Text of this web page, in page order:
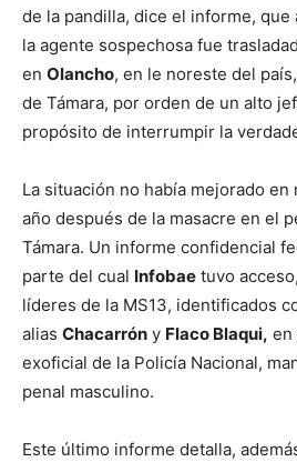
de la pandilla, dice el informe, que
la agente sospechosa fue
en Olancho, en le noreste del
de Támara, por orden de un alto
propósito de interrumpir la
La situación no había mejorado en
año después de la masacre en el
Támara. Un informe confidencial
parte del cual Infobae tuvo
líderes de la MS13, identificados
alias Chacarrón y Flaco Blaqui, en
exoficial de la Policía Nacional,
penal masculino.
Este último informe detalla,